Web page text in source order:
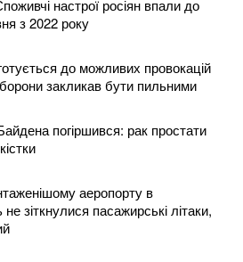
настрої росіян впали до
з 2022 року
до можливих провокацій
закликав бути пильними
погіршився: рак простати
аеропорту в
зіткнулися пасажирські літаки,